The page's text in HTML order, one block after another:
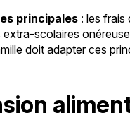
principales : les frais
scolaires
doit adapter ces